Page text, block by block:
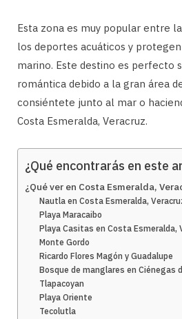
Esta zona es muy popular entre
los deportes acuáticos y
marino. Este destino es perfecto
romántica debido a la gran área
consiéntete junto al mar o
Costa Esmeralda, Veracruz.
¿Qué encontrarás en este
¿Qué ver en Costa Esmeralda,
Nautla en Costa Esmeralda,
Playa Maracaibo
Playa Casitas en Costa Esmeralda,
Monte Gordo
Ricardo Flores Magón y Guadalupe
Bosque de manglares en Ciénegas
Tlapacoyan
Playa Oriente
Tecolutla